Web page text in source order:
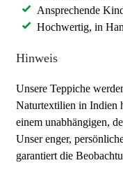
Ansprechende
Hochwertig, in
Hinweis
Unsere Teppiche
Naturtextilien in Indien
einem unabhängigen,
Unser enger,
garantiert die